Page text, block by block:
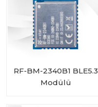
RF-BM-2340B1 BLE5.3
Modülü